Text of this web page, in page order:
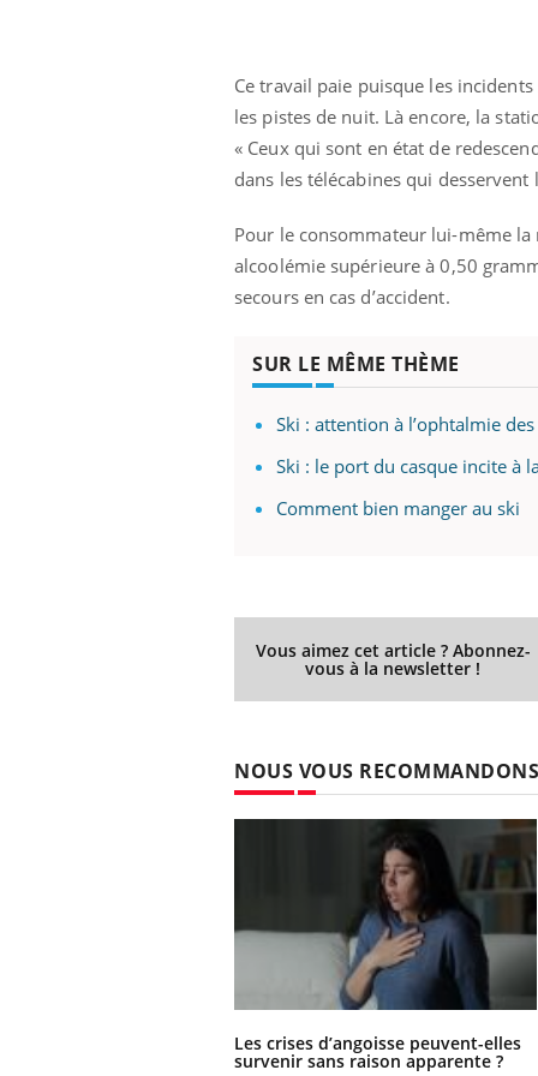
Ce travail paie puisque les incidents
les pistes de nuit. Là encore, la
« Ceux qui sont en état de
dans les télécabines qui
Pour le consommateur lui-même
alcoolémie supérieure à 0,50
secours en cas d’accident.
SUR LE MÊME THÈME
Ski : attention à l’ophtalmie
Ski : le port du casque incite à
Comment bien manger au ski
Vous aimez cet article ? Abonnez-
vous à la newsletter !
NOUS VOUS RECOMMANDONS
Les crises d’angoisse peuvent-elles
survenir sans raison apparente ?